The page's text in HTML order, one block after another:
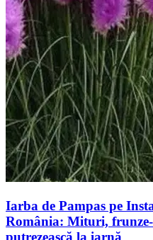
Iarba de Pampas pe
România: Mituri,
putrezească la iarnă